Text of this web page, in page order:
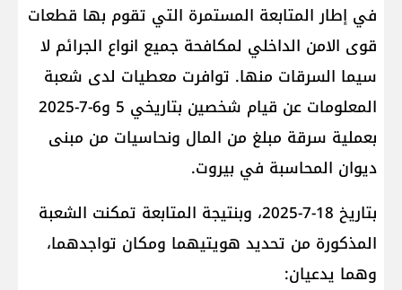
في إطار المتابعة المستمرة التي تقوم بها قطعات
قوى الامن الداخلي لمكافحة جميع انواع الجرائم لا
سيما السرقات منها. توافرت معطيات لدى شعبة
المعلومات عن قيام شخصين بتاريخي 5 و6-7-2025
بعملية سرقة مبلغ من المال ونحاسيات من مبنى
ديوان المحاسبة في بيروت.
بتاريخ 18-7-2025، وبنتيجة المتابعة تمكنت الشعبة
المذكورة من تحديد هويتيهما ومكان تواجدهما،
وهما يدعيان: